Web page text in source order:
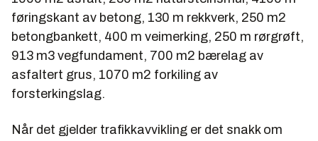
føringskant av betong, 130 m rekkverk, 250 m2
betongbankett, 400 m veimerking, 250 m rørgrøft,
913 m3 vegfundament, 700 m2 bærelag av
asfaltert grus, 1070 m2 forkiling av
forsterkingslag.
Når det gjelder trafikkavvikling er det snakk om